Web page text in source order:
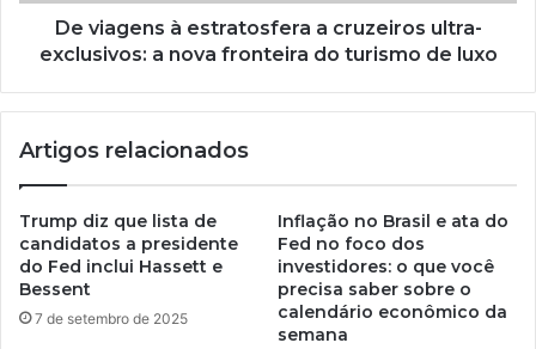
De viagens à estratosfera a cruzeiros ultra-
exclusivos: a nova fronteira do turismo de luxo
Artigos relacionados
Trump diz que lista de
candidatos a presidente
do Fed inclui Hassett e
Bessent
7 de setembro de 2025
Inflação no Brasil e ata do
Fed no foco dos
investidores: o que você
precisa saber sobre o
calendário econômico da
semana